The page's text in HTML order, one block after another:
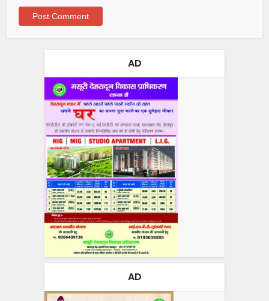
AD
AD